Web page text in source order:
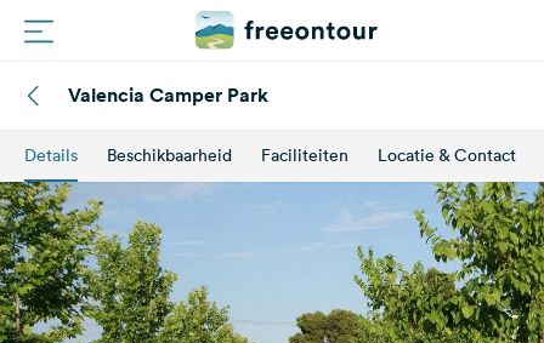
Campings
Magazine
Partners
Valencia Camper Park
Details Beschikbaarheid Faciliteiten Locatie & Contact